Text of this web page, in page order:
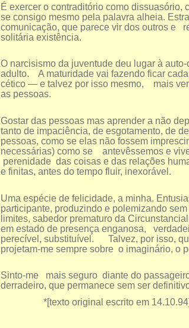
É exercer o contraditório como dissuasório,
se consigo mesmo pela palavra alheia.
comunicação, que parece vir dos outros e
solitária existência.
O narcisismo da juventude deu lugar à
adulto. A maturidade vai fazendo ficar
cético — e talvez por isso mesmo, mais
as pessoas.
Gostar das pessoas mas aprender a não
tanto de impaciência, de esgotamento, de
pessoas, como se elas não fossem
necessárias) como se antevêssemos e
perenidade das coisas e das relações
e finitas, antes do tempo fluir, inexorável.
Uma espécie de felicidade, a minha.
participante, produzindo e polemizando sem
limites, sabedor prematuro da
em estado de presença enganosa,
perecível, substituível. Talvez, por isso,
projetam-me sempre sobre o imaginário, o
Sinto-me mais seguro diante do
derradeiro, que permanece sem ser
*[texto original escrito em 14.10.94]